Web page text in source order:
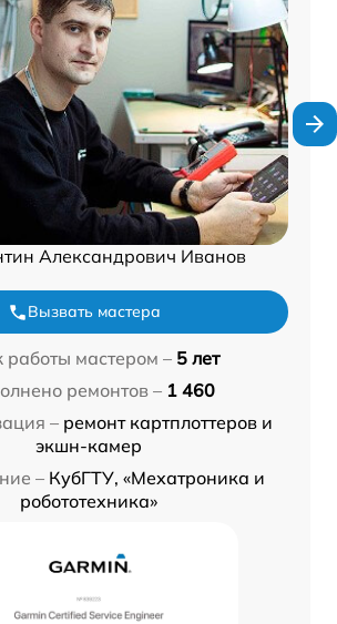
Александрович Иванов
Вызвать мастера
работы мастером – 5 лет
ремонтов – 1 460
– ремонт картплоттеров и
экшн-камер
– КубГТУ, «Мехатроника и
робототехника»